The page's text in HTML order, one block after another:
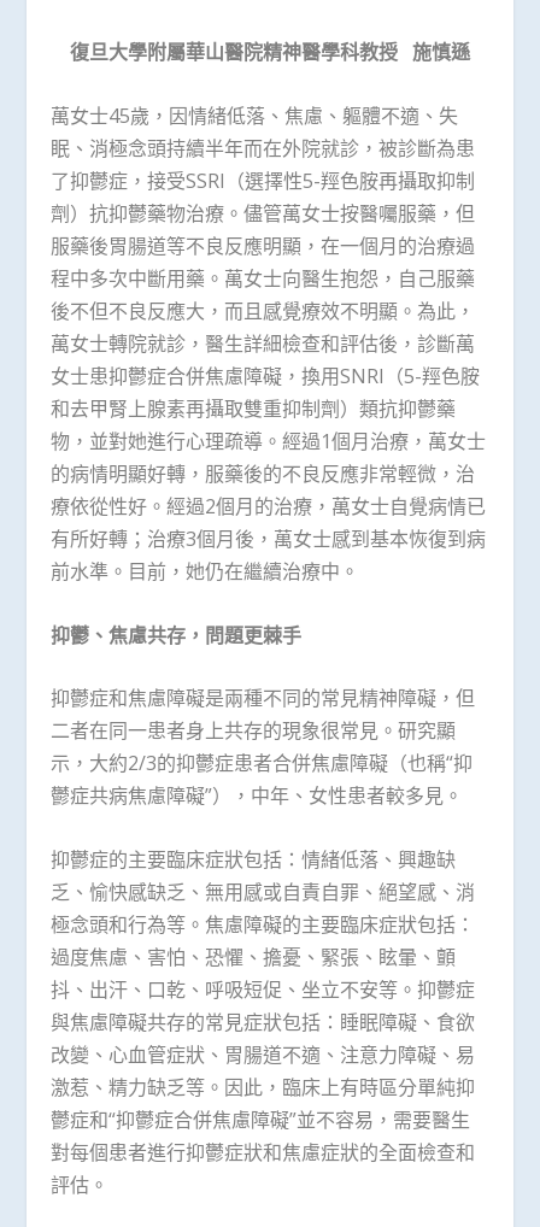
復旦大學附屬華山醫院精神醫學科教授 施慎遜
萬女士45歲，因情緒低落、焦慮、軀體不適、失
眠、消極念頭持續半年而在外院就診，被診斷為患
了抑鬱症，接受SSRI（選擇性5-羥色胺再攝取抑制
劑）抗抑鬱藥物治療。儘管萬女士按醫囑服藥，但
服藥後胃腸道等不良反應明顯，在一個月的治療過
程中多次中斷用藥。萬女士向醫生抱怨，自己服藥
後不但不良反應大，而且感覺療效不明顯。為此，
萬女士轉院就診，醫生詳細檢查和評估後，診斷萬
女士患抑鬱症合併焦慮障礙，換用SNRI（5-羥色胺
和去甲腎上腺素再攝取雙重抑制劑）類抗抑鬱藥
物，並對她進行心理疏導。經過1個月治療，萬女士
的病情明顯好轉，服藥後的不良反應非常輕微，治
療依從性好。經過2個月的治療，萬女士自覺病情已
有所好轉；治療3個月後，萬女士感到基本恢復到病
前水準。目前，她仍在繼續治療中。
抑鬱、焦慮共存，問題更棘手
抑鬱症和焦慮障礙是兩種不同的常見精神障礙，但
二者在同一患者身上共存的現象很常見。研究顯
示，大約2/3的抑鬱症患者合併焦慮障礙（也稱“抑
鬱症共病焦慮障礙”），中年、女性患者較多見。
抑鬱症的主要臨床症狀包括：情緒低落、興趣缺
乏、愉快感缺乏、無用感或自責自罪、絕望感、消
極念頭和行為等。焦慮障礙的主要臨床症狀包括：
過度焦慮、害怕、恐懼、擔憂、緊張、眩暈、顫
抖、出汗、口乾、呼吸短促、坐立不安等。抑鬱症
與焦慮障礙共存的常見症狀包括：睡眠障礙、食欲
改變、心血管症狀、胃腸道不適、注意力障礙、易
激惹、精力缺乏等。因此，臨床上有時區分單純抑
鬱症和“抑鬱症合併焦慮障礙”並不容易，需要醫生
對每個患者進行抑鬱症狀和焦慮症狀的全面檢查和
評估。